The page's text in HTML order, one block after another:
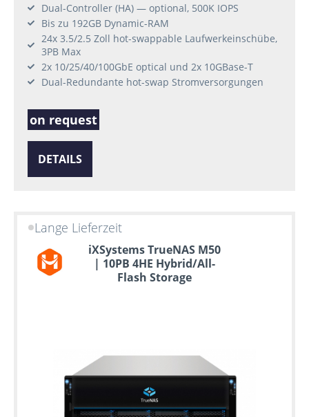
Dual-Controller (HA) — optional, 500K IOPS
Bis zu 192GB Dynamic-RAM
24x 3.5/2.5 Zoll hot-swappable Laufwerkeinschübe,
3PB Max
2x 10/25/40/100GbE optical und 2x 10GBase-T
Dual-Redundante hot-swap Stromversorgungen
on request
DETAILS
Lange Lieferzeit
iXSystems TrueNAS M50
| 10PB 4HE Hybrid/All-
Flash Storage